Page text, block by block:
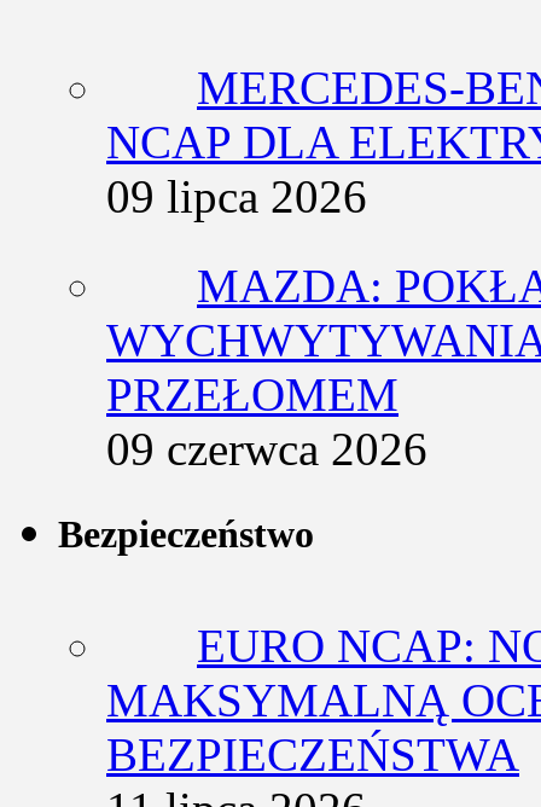
MERCEDES-
NCAP DLA
09 lipca 2026
MAZDA:
PRZEŁOMEM
09 czerwca 2026
Bezpieczeństwo
EURO NCAP:
MAKSYMALNĄ
BEZPIECZEŃSTWA